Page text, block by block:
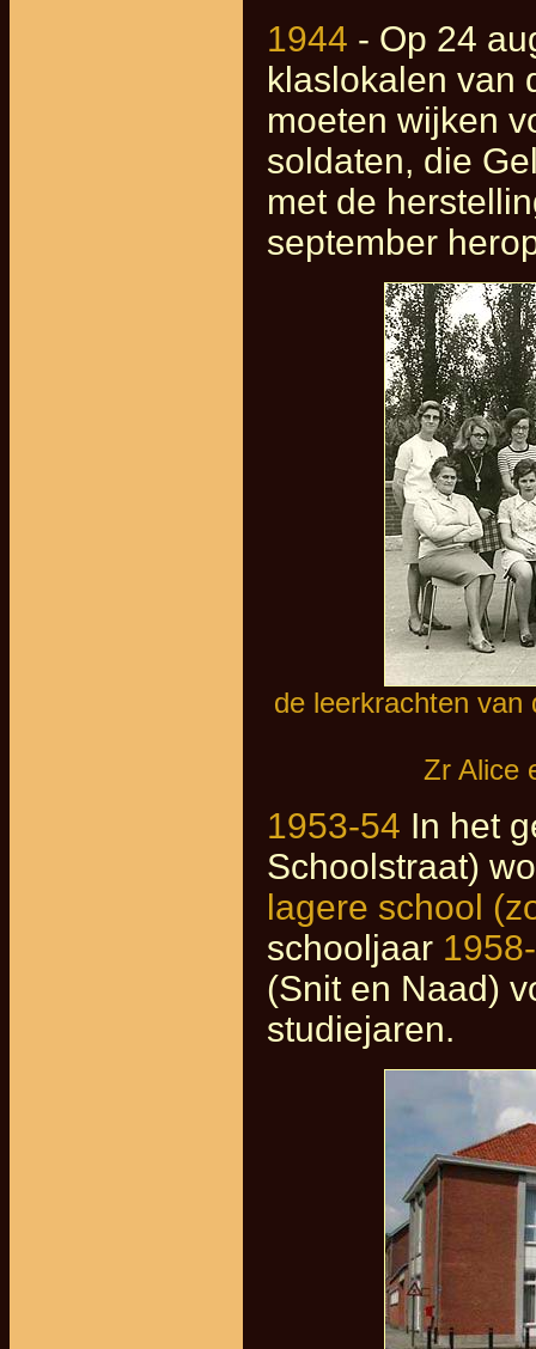
1944 - Op 24
klaslokalen van
moeten wijken
soldaten, die
met de
september
de leerkrachten van
Zr Alice
1953-54 In het
Schoolstraat)
lagere school
schooljaar
(Snit en Naad)
studiejaren.